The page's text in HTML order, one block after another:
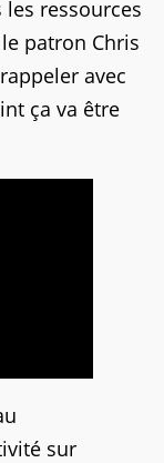
ressources
patron Chris
avec
ça va être
sur